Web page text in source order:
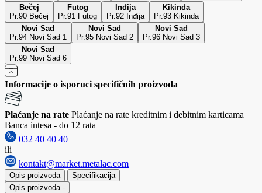
Bečej
Pr.90 Bečej
Futog
Pr.91 Futog
Inđija
Pr.92 Inđija
Kikinda
Pr.93 Kikinda
Novi Sad
Pr.94 Novi Sad 1
Novi Sad
Pr.95 Novi Sad 2
Novi Sad
Pr.96 Novi Sad 3
Novi Sad
Pr.99 Novi Sad 6
Informacije o isporuci specifičnih proizvoda
Plaćanje na rate Plaćanje na rate kreditnim i debitnim karticama
Banca intesa - do 12 rata
032 40 40 40
ili
kontakt@market.metalac.com
Opis proizvoda
Specifikacija
Opis proizvoda -